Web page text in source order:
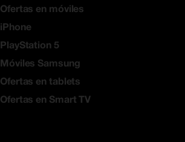
Ofertas en móviles
iPhone
PlayStation 5
Móviles Samsung
Ofertas en tablets
Ofertas en Smart TV